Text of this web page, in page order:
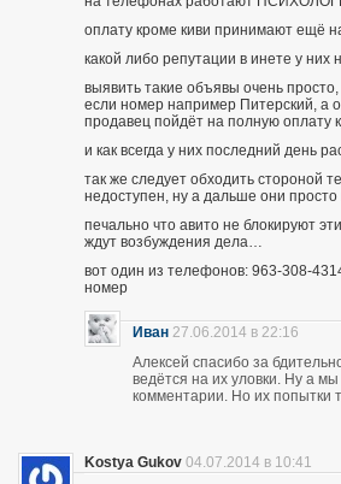
оплату кроме киви принимают ещё
какой либо репутации в инете у
выявить такие объявы очень
если номер например Питерский, а
продавец пойдёт на полную оплату
и как всегда у них последний день
так же следует обходить стороной
недоступен, ну а дальше они
печально что авито не блокируют
ждут возбуждения дела…
вот один из телефонов: 963-308-
номер
Иван 27.06.2014 в 22:16
Алексей спасибо за
ведётся на их уловки. Ну а
комментарии. Но их попытки
Kostya Gukov 04.07.2014 в 10:41